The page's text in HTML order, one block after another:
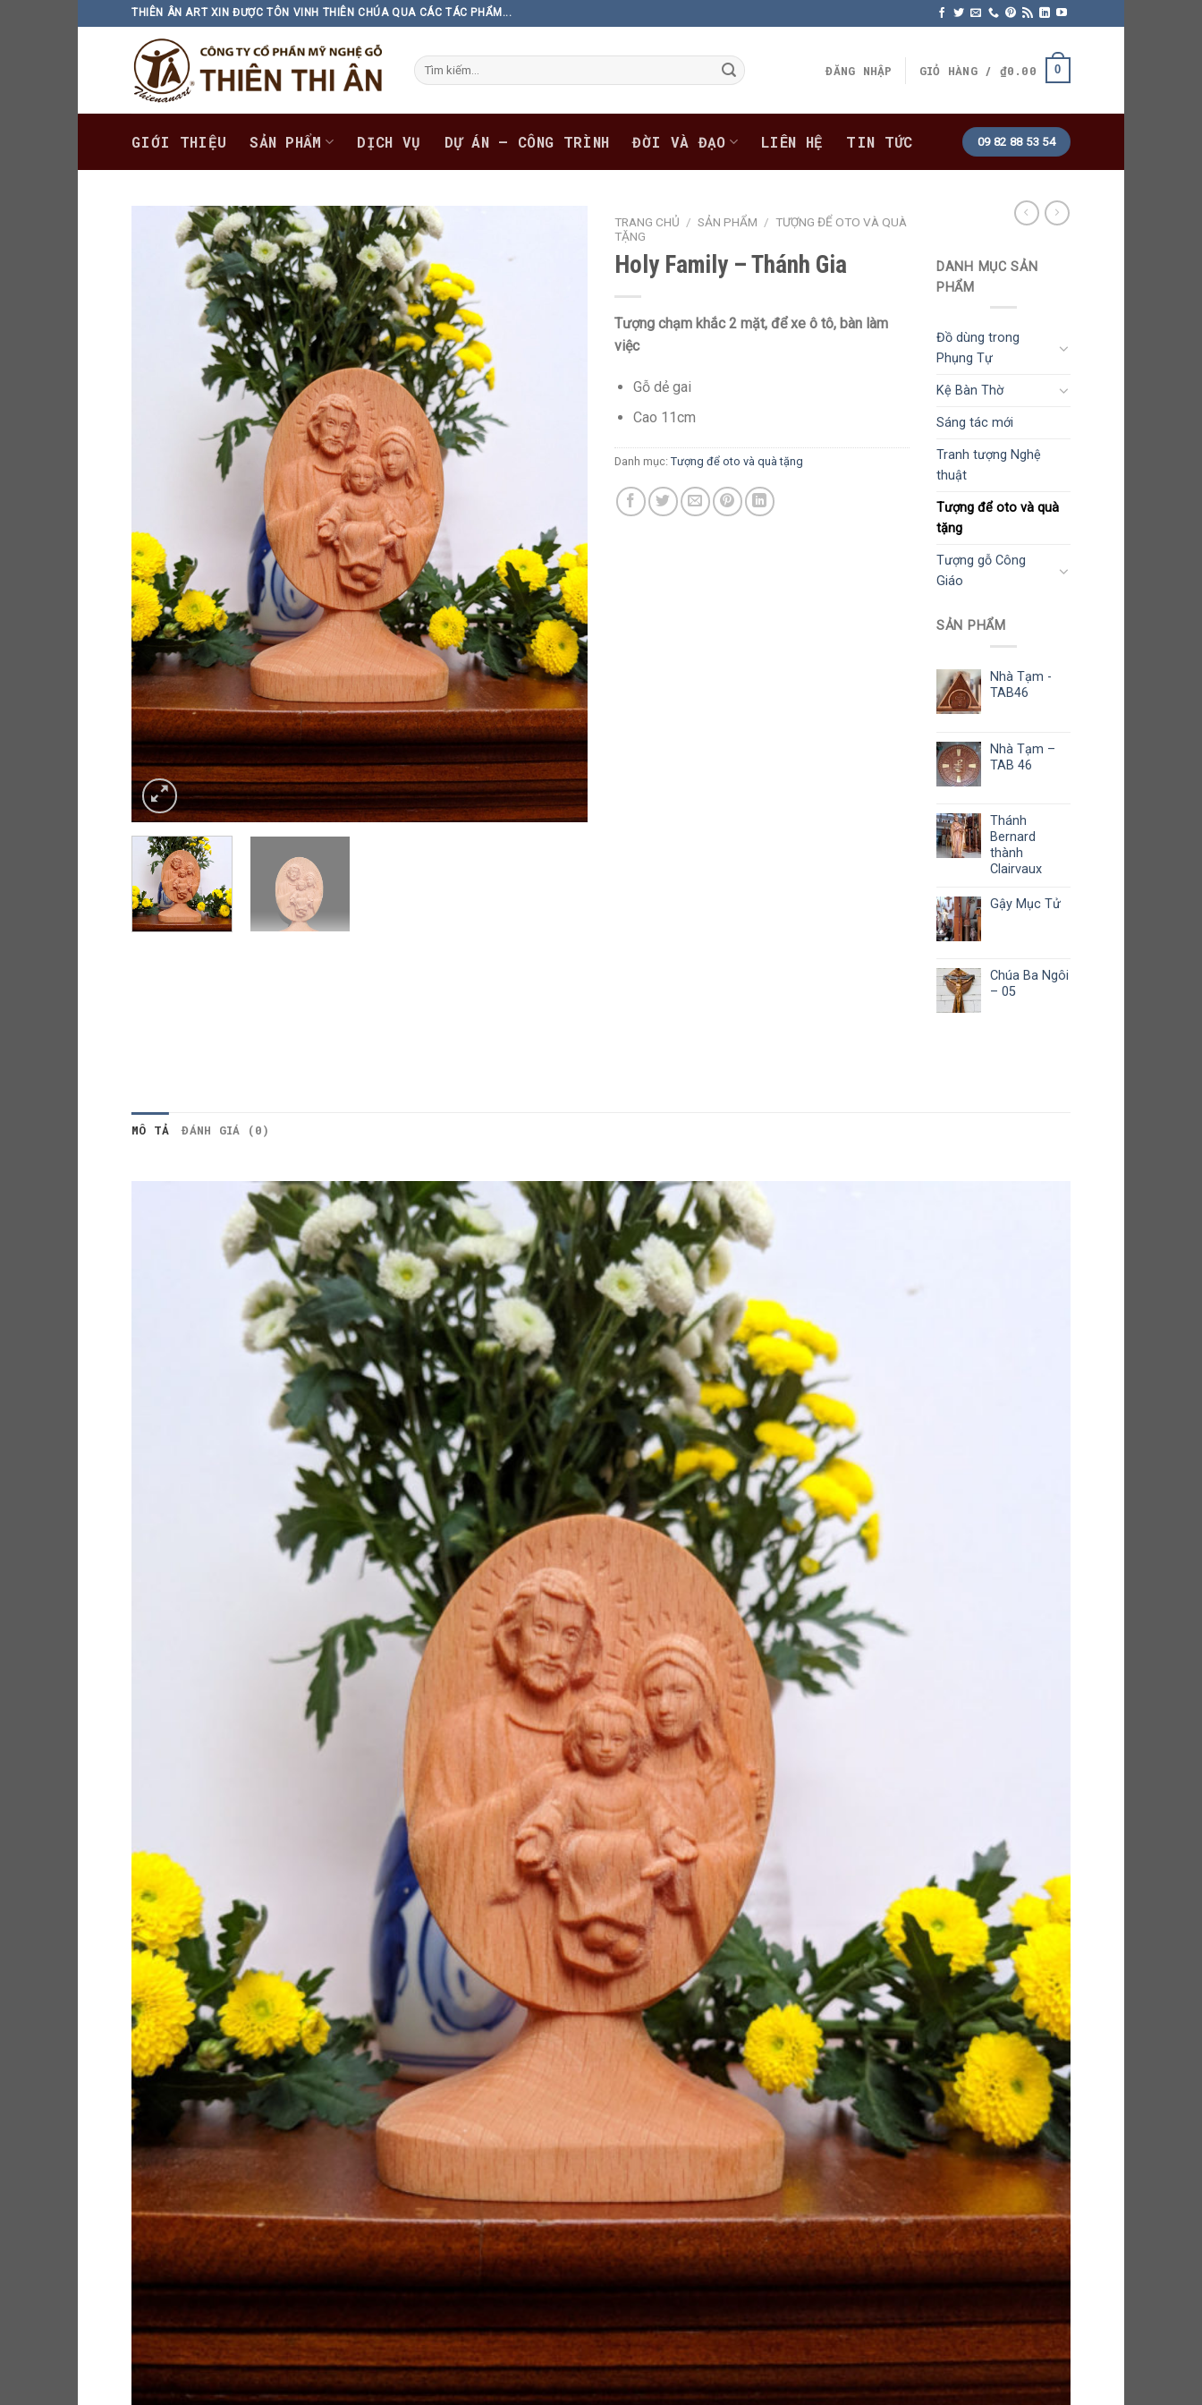
to
THIÊN ÂN ART XIN ĐƯỢC TÔN VINH THIÊN CHÚA QUA CÁC TÁC PHẨM...
Tìm
kiếm:
ĐĂNG NHẬP GIỎ HÀNG / ₫0.00 0
GIỚI THIỆU SẢN PHẨM DỊCH VỤ DỰ ÁN – CÔNG TRÌNH ĐỜI VÀ ĐẠO LIÊN HỆ TIN TỨC 09 82 88 53 54
TRANG CHỦ / SẢN PHẨM / TƯỢNG ĐỂ OTO VÀ QUÀ
TẶNG
Holy Family – Thánh Gia
Tượng chạm khắc 2 mặt, để xe ô tô, bàn làm
việc
Gỗ dẻ gai
Cao 11cm
Danh mục: Tượng để oto và quà tặng
DANH MỤC SẢN
PHẨM
Đồ dùng trong
Phụng Tự
Kệ Bàn Thờ
Sáng tác mới
Tranh tượng Nghệ
thuật
Tượng để oto và quà
tặng
Tượng gỗ Công
Giáo
SẢN PHẨM
Nhà Tạm -
TAB46
Nhà Tạm –
TAB 46
Thánh
Bernard
thành
Clairvaux
Gậy Mục Tử
Chúa Ba Ngôi
– 05
MÔ TẢ ĐÁNH GIÁ (0)